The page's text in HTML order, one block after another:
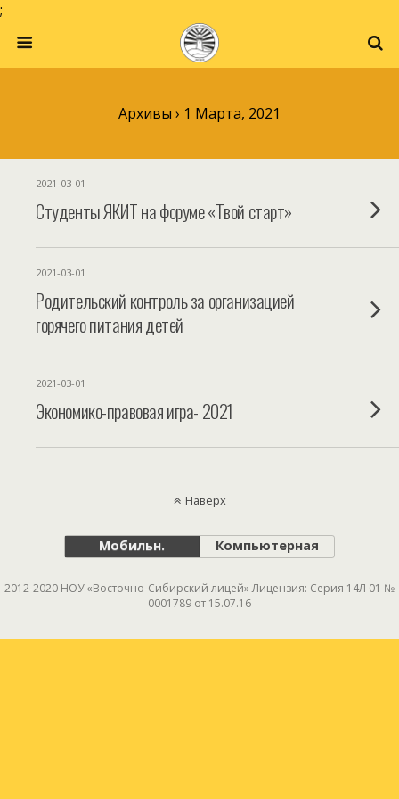
;
Архивы › 1 Марта, 2021
2021-03-01
Студенты ЯКИТ на форуме «Твой старт»
2021-03-01
Родительский контроль за организацией
горячего питания детей
2021-03-01
Экономико-правовая игра- 2021
Наверх
Мобильн. Компьютерная
2012-2020 НОУ «Восточно-Сибирский лицей» Лицензия: Серия 14Л 01 №
0001789 от 15.07.16